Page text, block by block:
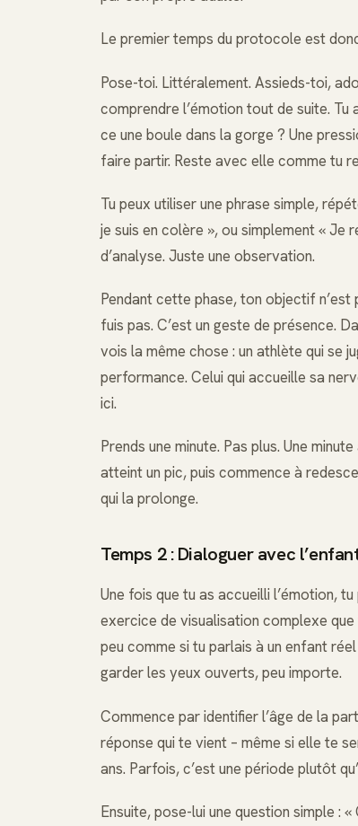
Le premier temps du protocole est
Pose-toi. Littéralement. Assieds-toi,
comprendre l’émotion tout de suite.
ce une boule dans la gorge ? Une
faire partir. Reste avec elle comme tu
Tu peux utiliser une phrase simple,
je suis en colère », ou simplement « Je
d’analyse. Juste une observation.
Pendant cette phase, ton objectif n’est
fuis pas. C’est un geste de présence.
vois la même chose : un athlète qui se
performance. Celui qui accueille sa
ici.
Prends une minute. Pas plus. Une
atteint un pic, puis commence à
qui la prolonge.
Temps 2 : Dialoguer avec
Une fois que tu as accueilli l’émotion,
exercice de visualisation complexe
peu comme si tu parlais à un enfant
garder les yeux ouverts, peu importe.
Commence par identifier l’âge de la
réponse qui te vient – même si elle te
ans. Parfois, c’est une période plutôt
Ensuite, pose-lui une question simple :